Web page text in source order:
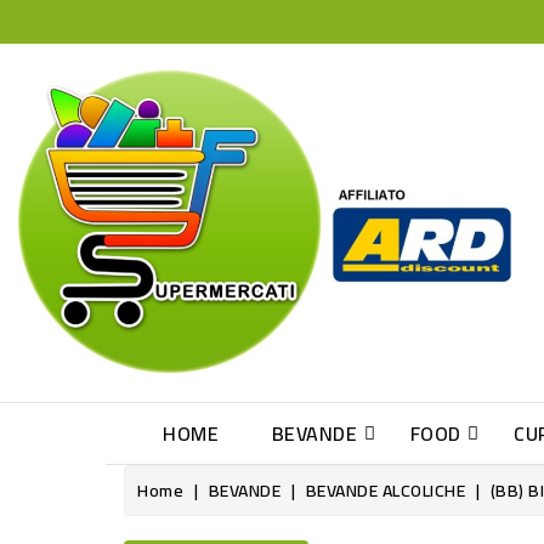
HOME BEVANDE FOOD
Home BEVANDE BEVANDE ALCOLICHE (BB)